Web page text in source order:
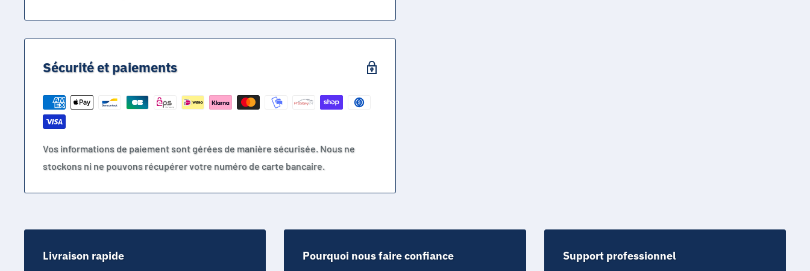
Sécurité et paiements
Vos informations de paiement sont gérées de manière sécurisée. Nous ne
stockons ni ne pouvons récupérer votre numéro de carte bancaire.
Livraison rapide Pourquoi nous faire confiance Support professionnel